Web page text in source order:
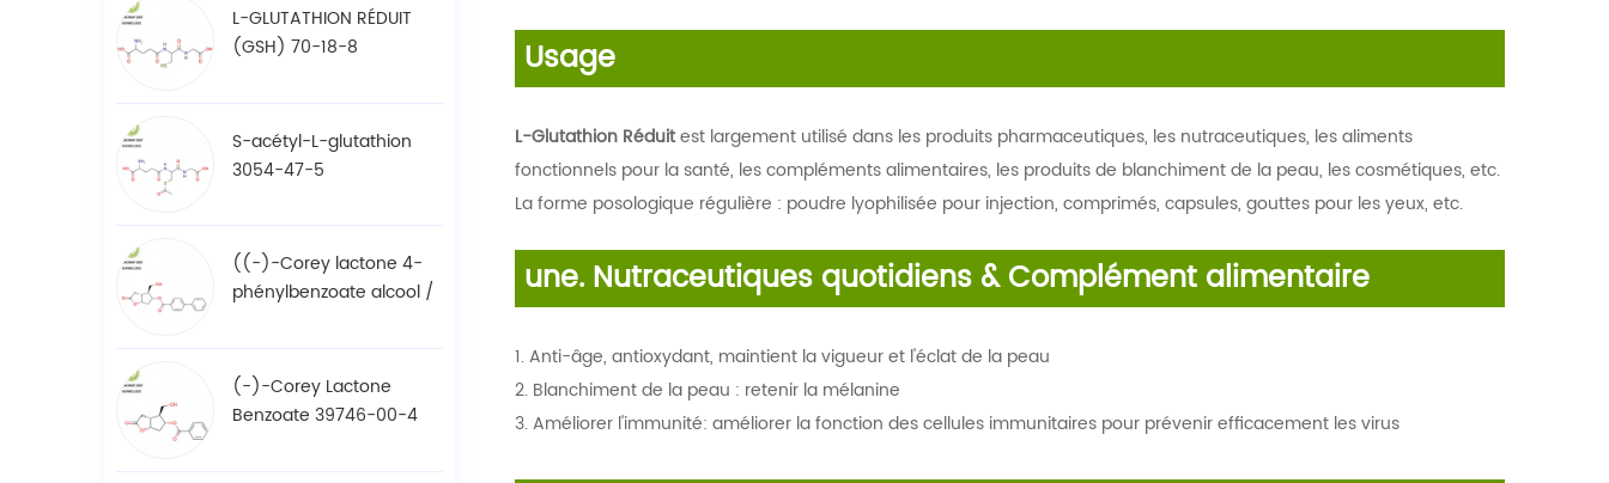
L-GLUTATHION RÉDUIT
(GSH) 70-18-8
S-acétyl-L-glutathion
3054-47-5
((-)-Corey lactone 4-
phénylbenzoate alcool /
(-)-Corey Lactone
Benzoate 39746-00-4
Usage
L-Glutathion Réduitest largement utilisé dans les produits pharmaceutiques, les nutraceutiques, les aliments
fonctionnels pour la santé, les compléments alimentaires, les produits de blanchiment de la peau, les cosmétiques, etc.
La forme posologique régulière : poudre lyophilisée pour injection, comprimés, capsules, gouttes pour les yeux, etc.
une. Nutraceutiques quotidiens & Complément alimentaire
1. Anti-âge, antioxydant, maintient la vigueur et l'éclat de la peau
2. Blanchiment de la peau : retenir la mélanine
3. Améliorer l'immunité: améliorer la fonction des cellules immunitaires pour prévenir efficacement les virus